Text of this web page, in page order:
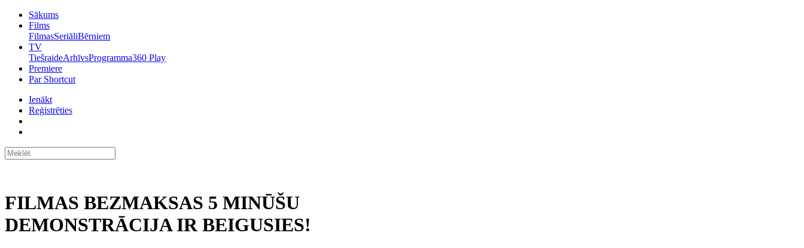
Sākums
Films
FilmasSeriāliBērniem
TV
TiešraideArhīvsProgramma360 Play
Premiere
Par Shortcut
Ienākt
Reģistrēties
FILMAS BEZMAKSAS 5 MINŪŠU
DEMONSTRĀCIJA IR BEIGUSIES!